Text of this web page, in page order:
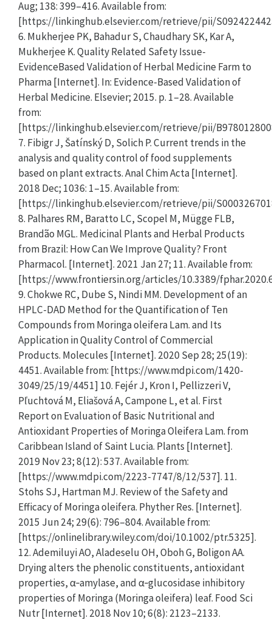
Aug; 138: 399–416. Available from:
[https://linkinghub.elsevier.com/retrieve/pii/
6. Mukherjee PK, Bahadur S, Chaudhary SK, Kar A,
Mukherjee K. Quality Related Safety Issue-
EvidenceBased Validation of Herbal Medicine Farm to
Pharma [Internet]. In: Evidence-Based Validation of
Herbal Medicine. Elsevier; 2015. p. 1–28. Available
from:
[https://linkinghub.elsevier.com/retrieve/pii/
7. Fibigr J, Šatínský D, Solich P. Current trends in the
analysis and quality control of food supplements
based on plant extracts. Anal Chim Acta [Internet].
2018 Dec; 1036: 1–15. Available from:
[https://linkinghub.elsevier.com/retrieve/pii/
8. Palhares RM, Baratto LC, Scopel M, Mügge FLB,
Brandão MGL. Medicinal Plants and Herbal Products
from Brazil: How Can We Improve Quality? Front
Pharmacol. [Internet]. 2021 Jan 27; 11. Available from:
[https://www.frontiersin.org/articles/10.3389/
9. Chokwe RC, Dube S, Nindi MM. Development of an
HPLC-DAD Method for the Quantification of Ten
Compounds from Moringa oleifera Lam. and Its
Application in Quality Control of Commercial
Products. Molecules [Internet]. 2020 Sep 28; 25(19):
4451. Available from: [https://www.mdpi.com/1420-
3049/25/19/4451] 10. Fejér J, Kron I, Pellizzeri V,
Pľuchtová M, Eliašová A, Campone L, et al. First
Report on Evaluation of Basic Nutritional and
Antioxidant Properties of Moringa Oleifera Lam. from
Caribbean Island of Saint Lucia. Plants [Internet].
2019 Nov 23; 8(12): 537. Available from:
[https://www.mdpi.com/2223-7747/8/12/537]. 11.
Stohs SJ, Hartman MJ. Review of the Safety and
Efficacy of Moringa oleifera. Phyther Res. [Internet].
2015 Jun 24; 29(6): 796–804. Available from:
[https://onlinelibrary.wiley.com/doi/10.1002/ptr.5325].
12. Ademiluyi AO, Aladeselu OH, Oboh G, Boligon AA.
Drying alters the phenolic constituents, antioxidant
properties, α‐amylase, and α‐glucosidase inhibitory
properties of Moringa (Moringa oleifera) leaf. Food Sci
Nutr [Internet]. 2018 Nov 10; 6(8): 2123–2133.